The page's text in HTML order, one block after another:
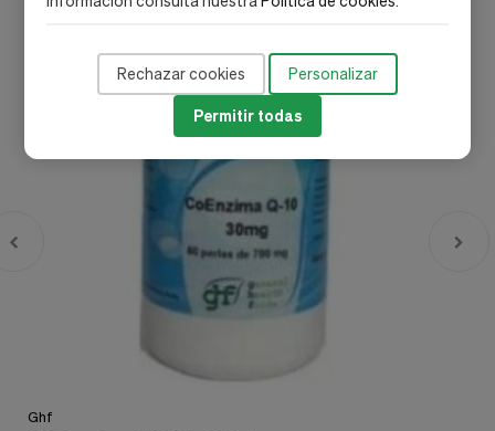
Rechazar cookies Personalizar
Permitir todas
Ghf